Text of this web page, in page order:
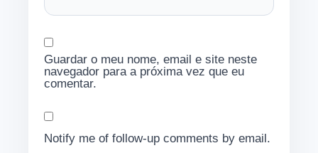
Guardar o meu nome, email e site neste
navegador para a próxima vez que eu
comentar.
Notify me of follow-up comments by email.